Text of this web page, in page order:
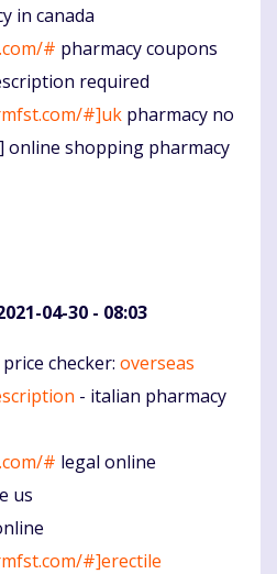
in canada
# pharmacy coupons
required
#]uk pharmacy no
shopping pharmacy
04-30 - 08:03
checker: overseas
- italian pharmacy
# legal online
us
#]erectile